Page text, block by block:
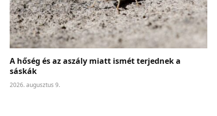
A hőség és az aszály miatt ismét terjednek a
sáskák
2026. augusztus 9.